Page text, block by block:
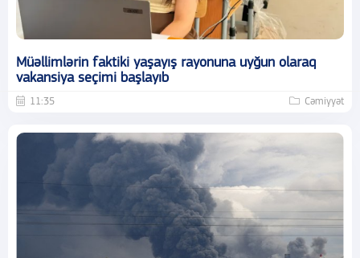
Müəllimlərin faktiki yaşayış rayonuna uyğun olaraq
vakansiya seçimi başlayıb
11:35 Cəmiyyət